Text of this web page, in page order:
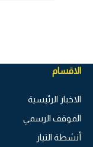
الاقسام
الاخبار الرئيسية
الموقف الرسمي
أنشطة التيار